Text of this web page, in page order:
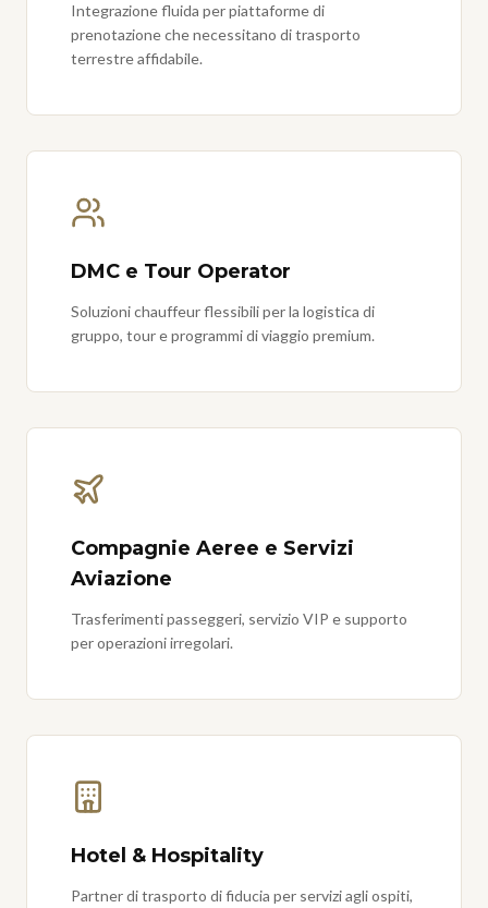
Integrazione fluida per piattaforme di
prenotazione che necessitano di trasporto
terrestre affidabile.
DMC e Tour Operator
Soluzioni chauffeur flessibili per la logistica di
gruppo, tour e programmi di viaggio premium.
Compagnie Aeree e Servizi
Aviazione
Trasferimenti passeggeri, servizio VIP e supporto
per operazioni irregolari.
Hotel & Hospitality
Partner di trasporto di fiducia per servizi agli ospiti,